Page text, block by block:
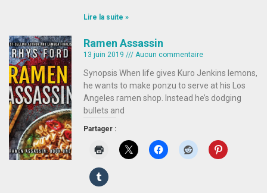
Lire la suite »
Ramen Assassin
13 juin 2019 Aucun commentaire
Synopsis When life gives Kuro Jenkins lemons,
he wants to make ponzu to serve at his Los
Angeles ramen shop. Instead he’s dodging
bullets and
Partager :